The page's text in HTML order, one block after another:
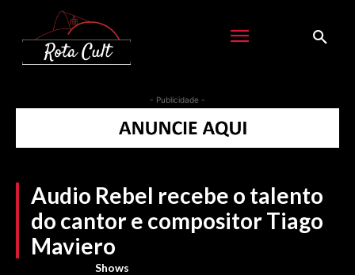
- Publicidade -
Audio Rebel recebe o talento
do cantor e compositor Tiago
Maviero
Shows